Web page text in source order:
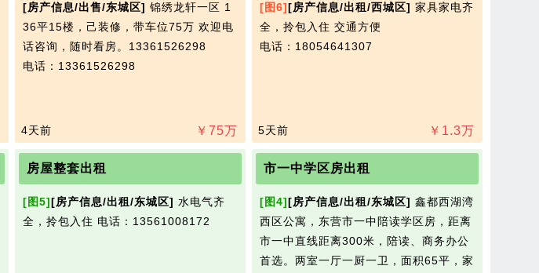
[房产信息/出售/东城区] 锦绣龙轩一区 1
36平15楼，己装修，带车位75万 欢迎电
话咨询，随时看房。13361526298
电话：13361526298
￥ 75万
4天前
[图6][房产信息/出租/西城区] 家具家电齐
全，拎包入住 交通方便
电话：18054641307
￥ 1.3万
5天前
房屋整套出租
[图5][房产信息/出租/东城区] 水电气齐
全，拎包入住 电话：13561008172
市一中学区房出租
[图4][房产信息/出租/东城区] 鑫都西湖湾
西区公寓，东营市一中陪读学区房，距离
市一中直线距离300米，陪读、商务办公
首选。两室一厅一厨一卫，面积65平，家